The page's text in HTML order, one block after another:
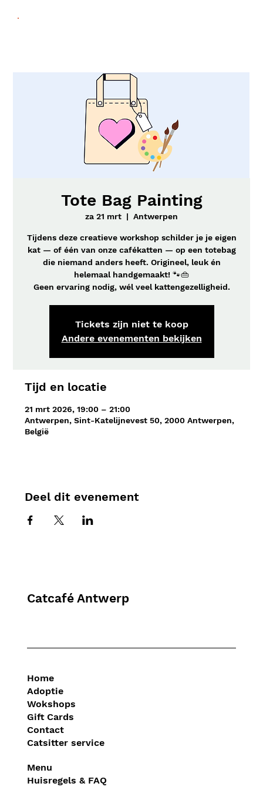
Tote Bag Painting
za 21 mrt
  |
Antwerpen
Tijdens deze creatieve workshop schilder je je eigen
kat — of één van onze cafékatten — op een totebag
die niemand anders heeft. Origineel, leuk én
helemaal handgemaakt! 🐾👜
Geen ervaring nodig, wél veel kattengezelligheid.
Tickets zijn niet te koop
Andere evenementen bekijken
Tijd en locatie
21 mrt 2026, 19:00 – 21:00
Antwerpen, Sint-Katelijnevest 50, 2000 Antwerpen,
België
Deel dit evenement
Catcafé Antwerp
Home
Adoptie
Wokshops
Gift Cards
Contact
Catsitter service
Menu
Huisregels & FAQ